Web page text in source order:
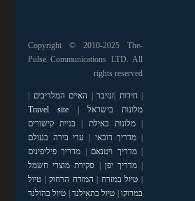
Copyright © 2010-2025 The-
Pulse Communications LTD. All
rights reserved
|חידות |זנזיבר | האיים המלדיבים |
מלונות בישראל |
Travel site
|מלונות באילת | בניית קישורים
| מדריך דובאי | ערי בירה בעולם
|מדריך ויטנאם | מדריך פיליפינים
|מדריך יפן | סקירת מוצרי חשמל
| טיול במזרח | המזרח הרחוק| טיול
במרוקו| טיול בתאילנד| טיול בהולנד